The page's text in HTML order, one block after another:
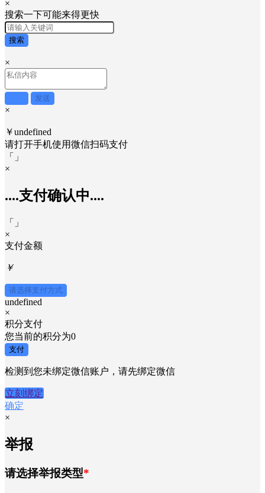
×
搜索一下可能来得更快
取消
×
￥undefined
请打开手机使用
微信
「
×
「」
×
支付金额
￥
请选择支付方式
×
积分支付
您当前的积分为
支付
立刻绑定
确定
×